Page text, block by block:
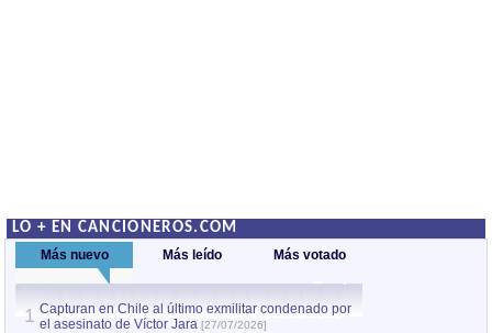
LO + EN CANCIONEROS.COM
Más nuevo Más leído Más votado
1 Capturan en Chile al último exmilitar condenado por
el asesinato de Víctor Jara [27/07/2026]